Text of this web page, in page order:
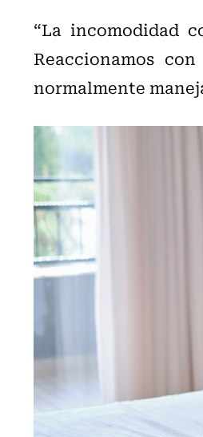
“La incomodidad
Reaccionamos
normalmente